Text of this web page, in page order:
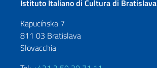
Istituto Italiano di Cultura di Bratislava
Kapucínska 7
811 03 Bratislava
Slovacchia